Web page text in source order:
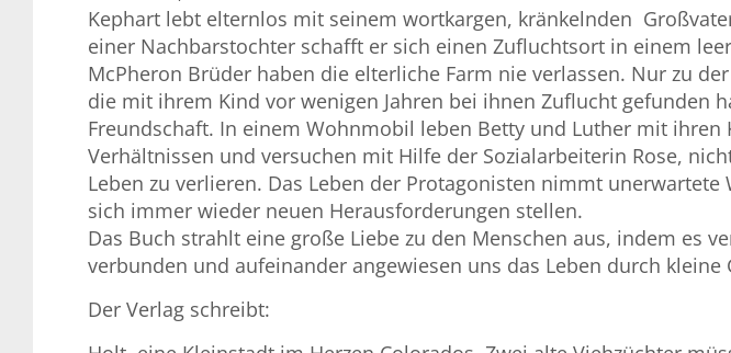
Kephart lebt elternlos mit seinem wortkargen, kränkelnden
einer Nachbarstochter schafft er sich einen Zufluchtsort in einem
McPheron Brüder haben die elterliche Farm nie verlassen. Nur zu
die mit ihrem Kind vor wenigen Jahren bei ihnen Zuflucht gefunden
Freundschaft. In einem Wohnmobil leben Betty und Luther mit ihren
Verhältnissen und versuchen mit Hilfe der Sozialarbeiterin Rose,
Leben zu verlieren. Das Leben der Protagonisten nimmt unerwartete
sich immer wieder neuen Herausforderungen stellen.
Das Buch strahlt eine große Liebe zu den Menschen aus, indem es
verbunden und aufeinander angewiesen uns das Leben durch kleine
Der Verlag schreibt: